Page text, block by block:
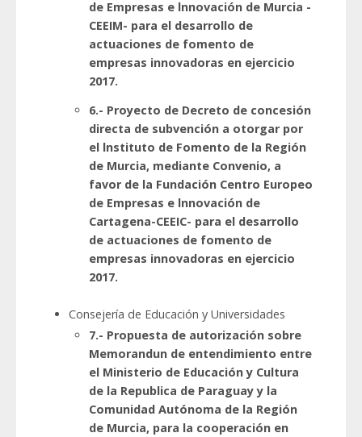
de Empresas e lnnovación de Murcia -
CEEIM- para el desarrollo de
actuaciones de fomento de
empresas innovadoras en ejercicio
2017.
6.- Proyecto de Decreto de concesión
directa de subvención a otorgar por
el lnstituto de Fomento de la Región
de Murcia, mediante Convenio, a
favor de la Fundación Centro Europeo
de Empresas e lnnovación de
Cartagena-CEEIC- para el desarrollo
de actuaciones de fomento de
empresas innovadoras en ejercicio
2017.
Consejería de Educación y Universidades
7.- Propuesta de autorización sobre
Memorandun de entendimiento entre
el Ministerio de Educación y Cultura
de la Republica de Paraguay y la
Comunidad Autónoma de la Región
de Murcia, para la cooperación en